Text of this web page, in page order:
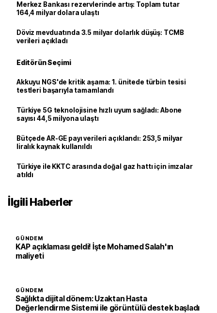
Merkez Bankası rezervlerinde artış: Toplam tutar
164,4 milyar dolara ulaştı
Döviz mevduatında 3.5 milyar dolarlık düşüş: TCMB
verileri açıkladı
Editörün Seçimi
Akkuyu NGS'de kritik aşama: 1. ünitede türbin tesisi
testleri başarıyla tamamlandı
Türkiye 5G teknolojisine hızlı uyum sağladı: Abone
sayısı 44,5 milyona ulaştı
Bütçede AR-GE payı verileri açıklandı: 253,5 milyar
liralık kaynak kullanıldı
Türkiye ile KKTC arasında doğal gaz hattı için imzalar
atıldı
İlgili Haberler
GÜNDEM
KAP açıklaması geldi! İşte Mohamed Salah'ın
maliyeti
GÜNDEM
Sağlıkta dijital dönem: Uzaktan Hasta
Değerlendirme Sistemi ile görüntülü destek başladı